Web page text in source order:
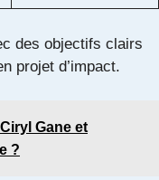
des objectifs clairs
projet d’impact.
Gane et
?